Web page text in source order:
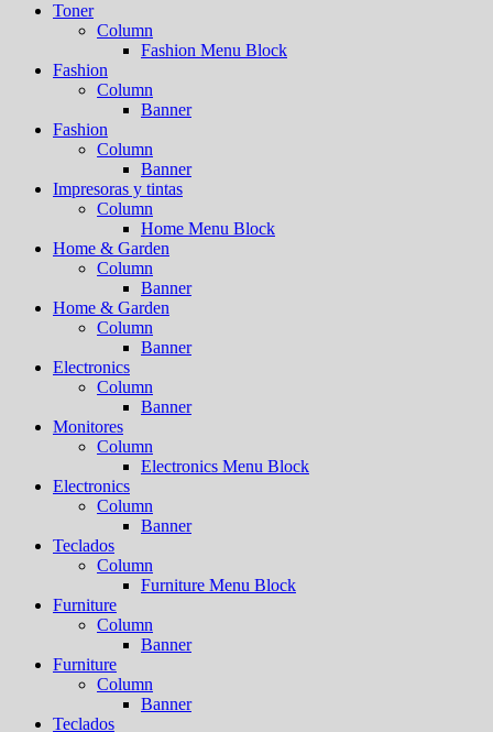
Toner
Column
Fashion Menu Block
Fashion
Column
Banner
Fashion
Column
Banner
Impresoras y tintas
Column
Home Menu Block
Home & Garden
Column
Banner
Home & Garden
Column
Banner
Electronics
Column
Banner
Monitores
Column
Electronics Menu Block
Electronics
Column
Banner
Teclados
Column
Furniture Menu Block
Furniture
Column
Banner
Furniture
Column
Banner
Teclados